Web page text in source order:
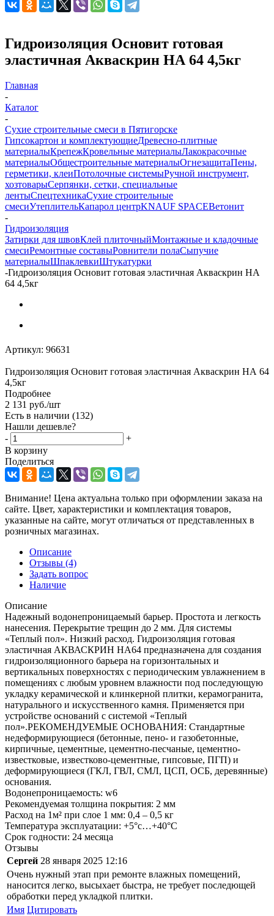
Гидроизоляция Основит готовая
эластичная Акваскрин НА 64 4,5кг
Главная
-
Каталог
-
Сухие строительные смеси в Пятигорске
Гипсокартон и комплектующиеДревесно-плитные
материалыКрепежКровельные материалыЛакокрасочные
материалыОбщестроительные материалыОгнезащитаПены,
герметики, клеиПотолочные системыРучной инструмент,
хозтоварыСерпянки, сетки, специальные
лентыСпецтехникаСухие строительные
смесиУтеплительКапарол центрKNAUF SPACEВетонит
-
Гидроизоляция
Затирки для швовКлей плиточныйМонтажные и кладочные
смесиРемонтные составыРовнители полаСыпучие
материалыШпаклевкиШтукатурки
-Гидроизоляция Основит готовая эластичная Акваскрин НА
64 4,5кг
Артикул: 96631
Гидроизоляция Основит готовая эластичная Акваскрин НА 64
4,5кг
Подробнее
2 131 руб./шт
Есть в наличии (132)
Нашли дешевле?
-
+
В корзину
Поделиться
Внимание! Цена актуальна только при оформлении заказа на
сайте. Цвет, характеристики и комплектация товаров,
указанные на сайте, могут отличаться от представленных в
розничных магазинах.
Описание
Отзывы (4)
Задать вопрос
Наличие
Описание
Надежный водонепроницаемый барьер. Простота и легкость
нанесения. Перекрытие трещин до 2 мм. Для системы
«Теплый пол». Низкий расход. Гидроизоляция готовая
эластичная АКВАСКРИН НА64 предназначена для создания
гидроизоляционного барьера на горизонтальных и
вертикальных поверхностях с периодическим увлажнением в
помещениях с любым уровнем влажности под последующую
укладку керамической и клинкерной плитки, керамогранита,
натурального и искусственного камня. Применяется при
устройстве оснований с системой «Теплый
пол».РЕКОМЕНДУЕМЫЕ ОСНОВАНИЯ: Стандартные
недеформирующиеся (бетонные, пено- и газобетонные,
кирпичные, цементные, цементно-песчаные, цементно-
известковые, известково-цементные, гипсовые, ПГП) и
деформирующиеся (ГКЛ, ГВЛ, СМЛ, ЦСП, ОСБ, деревянные)
основания.
Водонепроницаемость: w6
Рекомендуемая толщина покрытия: 2 мм
Расход на 1м² при слое 1 мм: 0,4 – 0,5 кг
Температура эксплуатации: +5°с…+40°С
Срок годности: 24 месяца
Отзывы
Сергей 28 января 2025 12:16
Очень нужный этап при ремонте влажных помещений,
наносится легко, высыхает быстра, не требует последющей
обработки перед укладкой плитки.
Имя Цитировать